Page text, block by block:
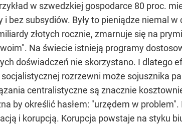
w szwedzkiej gospodarce 80 proc.
bez subsydiów. Były to pieniądze niemal w
złotych rocznie, zmarnuje się na
Na świecie istnieją programy
doświadczeń nie skorzystano. I dlatego
rozrzewni może sojusznika
centralistyczne są znacznie
by określić hasłem: "urzędem w
i korupcją. Korupcja powstaje na styku